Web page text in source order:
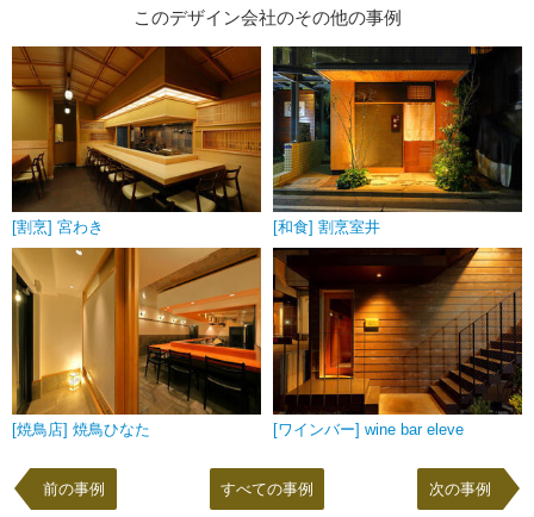
このデザイン会社のその他の事例
[割烹] 宮わき [和食] 割烹室井
[焼鳥店] 焼鳥ひなた [ワインバー] wine bar eleve
前の事例 次の事例
すべての事例